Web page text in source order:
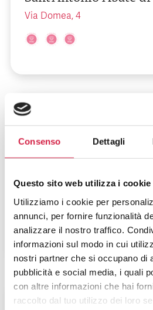
Consenso Dettagli
Questo sito web utilizza i cookie
Utilizziamo i cookie per
annunci, per fornire funzionalità
analizzare il nostro traffico.
informazioni sul modo in cui
nostri partner che si occupano di
pubblicità e social media, i quali
con altre informazioni che hai
raccolto dal tuo utilizzo dei loro
Via Domea, 4
Lombardia
Congregazione
dell’Addolorata –
di Zona Valduce di
Via Dante Alighieri, 11
Lombardia- Como